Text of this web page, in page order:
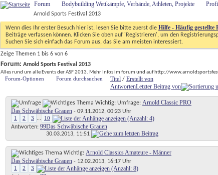
Forum Bodybuilding Wettkämpfe, Verbände, Athleten, Projekte
Arnold Sports Festival 2013
Wenn dies Ihr erster Besuch hier ist, lesen Sie bitte zuerst die Hilfe - Häufig gestellte
Beiträge verfassen können. Klicken Sie oben auf 'Registrieren', um den
Suchen Sie sich einfach das Forum aus, das Sie am meisten interessiert.
Zeige Themen 1 bis 6 von 6
Forum: Arnold Sports Festival 2013
Alles rund um alle Events der ASF 2013. Mehr Infos im forum und auf http://
Forum-Optionen Forum durchsuchen Titel / Erstellt von
AntwortenLetzter Beitrag von
Wichtig: Umfrage: Arnold Classic PRO
Das Schwäbische Grauen - 09.11.2012, 00:23 Uhr
1
2 3 ...
10
Antworten: 99Das Schwäbische Grauen
30.03.2013, 11:51
Wichtig: Arnold Classics Amateure - Männer
Das Schwäbische Grauen - 12.02.2013, 16:17 Uhr
1
2
3